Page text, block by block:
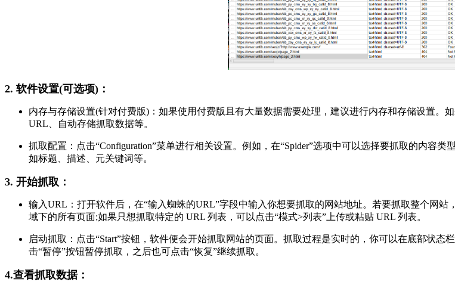
2. 软件设置(可选项)：
内存与存储设置(针对付费版)：如果使用付费版且有大量数据需要处理，建议进行内存和存储设置。
URL、自动存储抓取数据等。
抓取配置：点击“Configuration”菜单进行相关设置。例如，在“Spider”选项中可以选择要抓取的内容类
如标题、描述、元关键词等。
3. 开始抓取：
输入URL：打开软件后，在“输入蜘蛛的URL”字段中输入你想要抓取的网站地址。若要抓取整个网
域下的所有页面;如果只想抓取特定的 URL 列表，可以点击“模式>列表”上传或粘贴 URL 列表。
启动抓取：点击“Start”按钮，软件便会开始抓取网站的页面。抓取过程是实时的，你可以在底部状
击“暂停”按钮暂停抓取，之后也可点击“恢复”继续抓取。
4.查看抓取数据：